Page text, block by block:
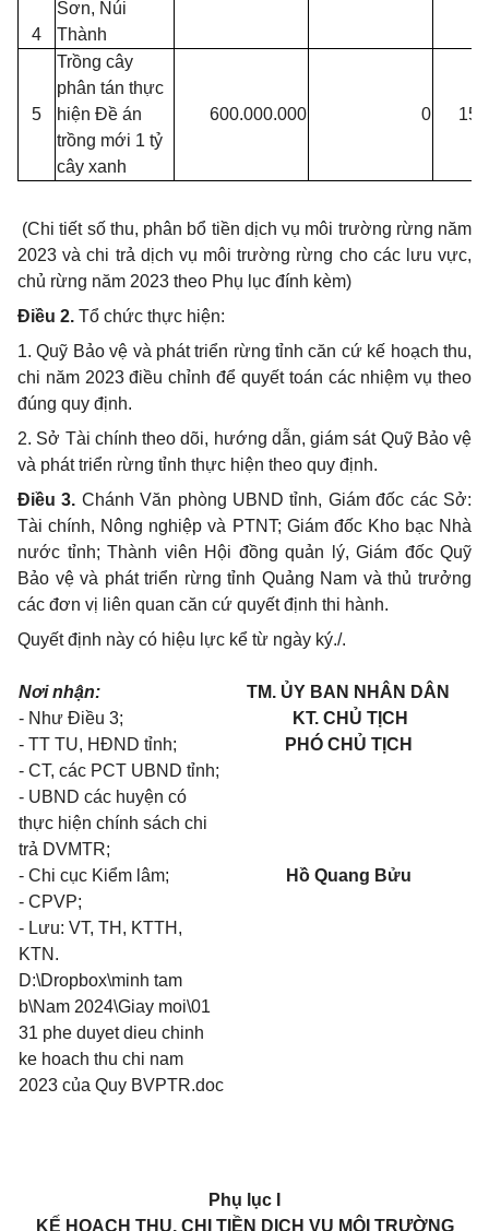
4
Sơn, Núi
Thành
5
Trồng cây
phân tán thực
hiện Đề án
trồng mới 1 tỷ
cây xanh
600.000.000 0
(Chitiết số thu, phân bổ tiền dịch vụ môi trường rừng năm
2023vàchi trả dịch vụ môi trường rừng cho các lưu vực,
chủ rừng năm 2023 theo Phụ lục đính kèm)
Điều 2. Tổ chức thực hiện:
1. Quỹ Bảo vệ và phát triển rừng tỉnh căn cứ kế hoạch thu,
chi năm 2023điều chỉnh để quyết toán các nhiệm vụtheo
đúng quy định.
2. Sở Tài chính theodõi, hướng dẫn, giám sát Quỹ Bảo vệ
và phát triển rừng tỉnh thực hiện theo quy định.
Điều 3. Chánh Văn phòng UBNDtỉnh, Giám đốc các Sở:
Tài chính, Nông nghiệp và PTNT; Giám đốc Kho bạc Nhà
nước tỉnh; Thành viên Hội đồng quản lý, Giám đốc Quỹ
Bảo vệ và phát triển rừng tỉnh Quảng Nam và thủ trưởng
các đơn vị liên quan căn cứ quyết định thi hành.
Quyết định này có hiệu lực kể từ ngày ký./.
Nơi nhận:
- Như Điều 3;
- TT TU, HĐND tỉnh;
- CT, các PCT UBND tỉnh;
- UBND các huyện có
thực hiện chính sách chi
trả DVMTR;
- Chi cục Kiểm lâm;
- CPVP;
- Lưu: VT, TH, KTTH,
KTN.
D:\Dropbox\minh tam
b\Nam 2024\Giay moi\01
31 phe duyet dieu chinh
ke hoach thu chi nam
2023 của Quy BVPTR.doc
TM. ỦY BAN NHÂN DÂN
KT. CHỦ TỊCH
PHÓ CHỦ TỊCH
Hồ Quang Bửu
Phụ lục
KẾ HOẠCH THU, CHI TIỀN DỊCH VỤ MÔI TRƯỜNG